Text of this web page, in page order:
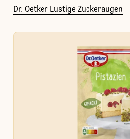
Dr. Oetker Lustige Zuckeraugen